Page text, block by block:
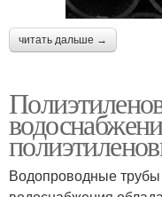
читать дальше →
Водопроводные